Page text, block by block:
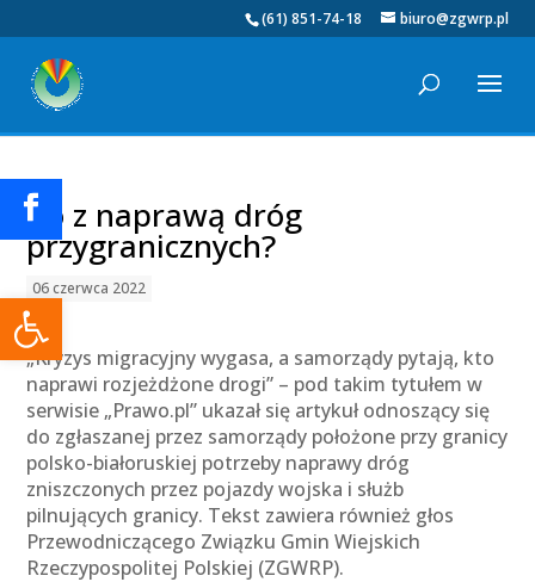
Otwórz pasek narzędzi
(61) 851-74-18 biuro@zgwrp.pl
Co z naprawą dróg
przygranicznych?
06 czerwca 2022
„Kryzys migracyjny wygasa, a samorządy pytają, kto
naprawi rozjeżdżone drogi” – pod takim tytułem w
serwisie „Prawo.pl” ukazał się artykuł odnoszący się
do zgłaszanej przez samorządy położone przy granicy
polsko-białoruskiej potrzeby naprawy dróg
zniszczonych przez pojazdy wojska i służb
pilnujących granicy. Tekst zawiera również głos
Przewodniczącego Związku Gmin Wiejskich
Rzeczypospolitej Polskiej (ZGWRP).